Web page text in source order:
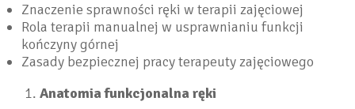
Znaczenie sprawności ręki w terapii zajęciowej
Rola terapii manualnej w usprawnianiu funkcji
kończyny górnej
Zasady bezpiecznej pracy terapeuty zajęciowego
Anatomia funkcjonalna ręki